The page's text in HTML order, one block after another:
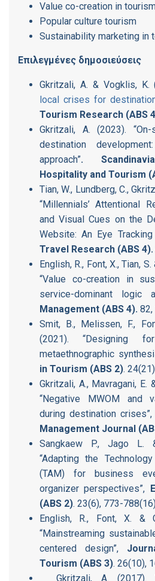
Value co-creation in
Popular culture tourism
Sustainability marketing in
Επιλεγμένες δημοσιεύσεις
Gkritzali, A. & Vogklis, K.
local crises for
Tourism Research (ABS
Gkritzali, A. (2023).
destination
approach”.
Hospitality and Tourism
Tian, W., Lundberg, C.,
“Millennials’ Attentional
and Visual Cues on the
Website: An Eye Tracking
Travel Research (ABS 4).
English, R., Font, X., Tian,
“Value co-creation in
service-dominant logic
Management (ABS 4). 82,
Smit, B., Melissen, F.,
(2021). “Designing
metaethnographic
in Tourism (ABS 2).
Gkritzali, A., Mavragani, E.
“Negative MWOM and
during destination crises”,
Management Journal
Sangkaew P., Jago L.
“Adapting the
(TAM) for business
organizer perspectives”,
(ABS 2). 23(6), 773-
English, R., Font, X. &
“Mainstreaming
centered design”,
Tourism (ABS 3). 26(10),
Gkritzali, A. (2017).